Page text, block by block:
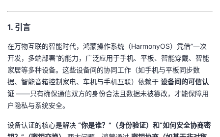
发
者
我
博
的
我
开
发
者
学
堂
的
Programs
我
的
支
持
我
​1. 引言​
在万物互联的智能时代，鸿蒙操作系统（HarmonyOS）凭借“一次
开发，多端部署”的能力，广泛应用于手机、平板、智能穿戴、智能
家居等多种设备。这些设备间的协同工作（如手机与平板同步数
据、智能音箱控制家电、车机与手机互联）依赖于 ​ ​设备间的可信认
证​ ​ ——只有确保通信双方的身份合法且数据未被篡改，才能保障用
户隐私与系统安全。
设备认证的核心是解决 ​ ​“你是谁？”（身份验证）和“如何安全协商密